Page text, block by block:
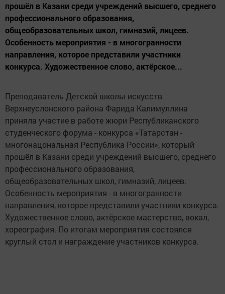
прошёл в Казани среди учреждений высшего, среднего
профессионального образования,
общеобразовательных школ, гимназий, лицеев.
Особенность мероприятия - в многогранности
направления, которое представили участники
конкурса. Художественное слово, актёрское...
Преподаватель Детской школы искусств
Верхнеуслонского района Фарида Калимуллина
приняла участие в работе жюри Республиканского
студенческого форума - конкурса «Татарстан -
многонацональная Республика России», который
прошёл в Казани среди учреждений высшего, среднего
профессионального образования,
общеобразовательных школ, гимназий, лицеев.
Особенность мероприятия - в многогранности
направления, которое представили участники конкурса.
Художественное слово, актёрское мастерство, вокал,
хореография. По итогам мероприятия состоялся
круглый стол и награждение участников конкурса.